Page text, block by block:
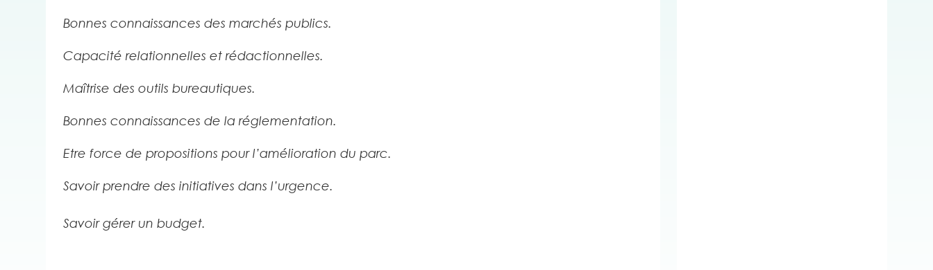
Bonnes connaissances des marchés publics.
Capacité relationnelles et rédactionnelles.
Maîtrise des outils bureautiques.
Bonnes connaissances de la réglementation.
Etre force de propositions pour l’amélioration du parc.
Savoir prendre des initiatives dans l’urgence.
Savoir gérer un budget.